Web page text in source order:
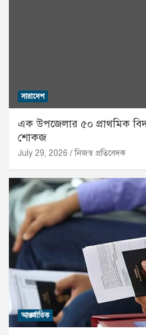
সারাদেশ
এক উপজেলার ৫০ প্রাথমিক
শোকজ
July 29, 2026 নিজস্ব প্রতিবেদক
আন্তর্জাতিক